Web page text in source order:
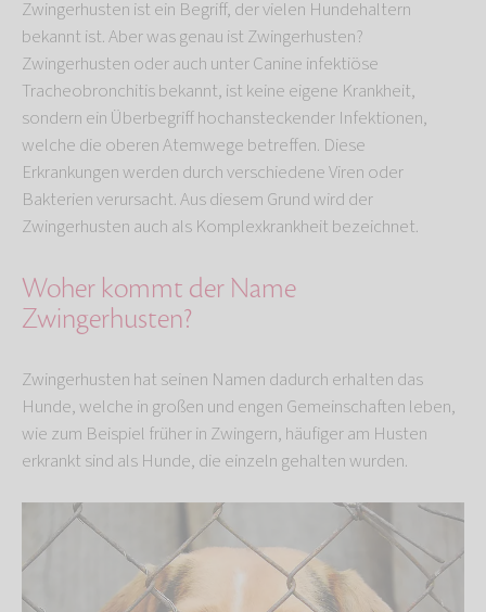
Zwingerhusten ist ein Begriff, der vielen Hundehaltern
bekannt ist. Aber was genau ist Zwingerhusten?
Zwingerhusten oder auch unter Canine infektiöse
Tracheobronchitis bekannt, ist keine eigene Krankheit,
sondern ein Überbegriff hochansteckender Infektionen,
welche die oberen Atemwege betreffen. Diese
Erkrankungen werden durch verschiedene Viren oder
Bakterien verursacht. Aus diesem Grund wird der
Zwingerhusten auch als Komplexkrankheit bezeichnet.
Woher kommt der Name
Zwingerhusten?
Zwingerhusten hat seinen Namen dadurch erhalten das
Hunde, welche in großen und engen Gemeinschaften leben,
wie zum Beispiel früher in Zwingern, häufiger am Husten
erkrankt sind als Hunde, die einzeln gehalten wurden.